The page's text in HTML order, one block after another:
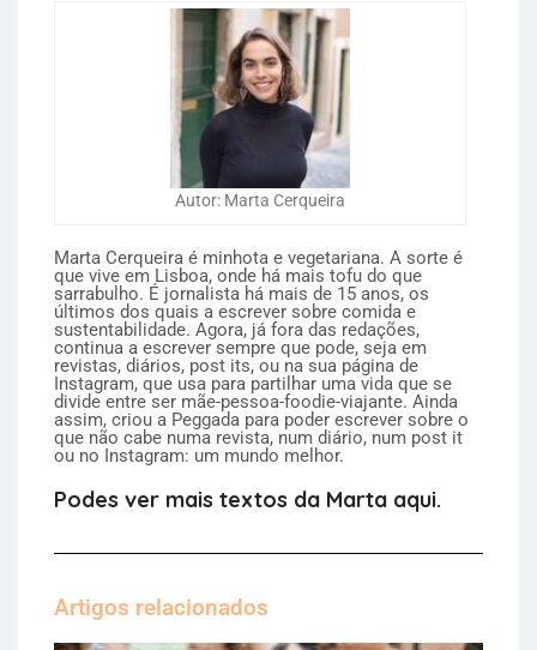
Autor: Marta Cerqueira
Marta Cerqueira é minhota e vegetariana. A sorte é
que vive em Lisboa, onde há mais tofu do que
sarrabulho. É jornalista há mais de 15 anos, os
últimos dos quais a escrever sobre comida e
sustentabilidade. Agora, já fora das redações,
continua a escrever sempre que pode, seja em
revistas, diários, post its, ou na sua página de
Instagram, que usa para partilhar uma vida que se
divide entre ser mãe-pessoa-foodie-viajante. Ainda
assim, criou a Peggada para poder escrever sobre o
que não cabe numa revista, num diário, num post it
ou no Instagram: um mundo melhor.
Podes ver mais textos da Marta aqui.
Artigos relacionados